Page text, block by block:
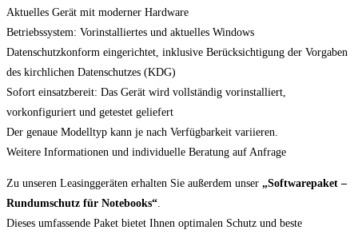
Aktuelles Gerät mit moderner Hardware
Betriebssystem: Vorinstalliertes und aktuelles Windows
Datenschutzkonform eingerichtet, inklusive Berücksichtigung der Vorgaben
des kirchlichen Datenschutzes (KDG)
Sofort einsatzbereit: Das Gerät wird vollständig vorinstalliert,
vorkonfiguriert und getestet geliefert
Der genaue Modelltyp kann je nach Verfügbarkeit variieren.
Weitere Informationen und individuelle Beratung auf Anfrage
Zu unseren Leasinggeräten erhalten Sie außerdem unser „Softwarepaket –
Rundumschutz für Notebooks“.
Dieses umfassende Paket bietet Ihnen optimalen Schutz und beste